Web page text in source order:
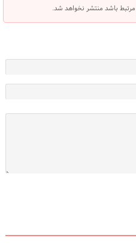
مرتبط باشد منتشر نخواهد شد.